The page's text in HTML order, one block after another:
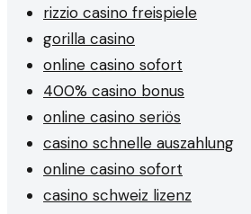
rizzio casino freispiele
gorilla casino
online casino sofort
400% casino bonus
online casino seriös
casino schnelle auszahlung
online casino sofort
casino schweiz lizenz